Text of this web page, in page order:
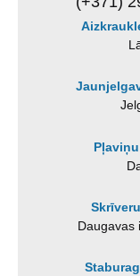
Daugavas